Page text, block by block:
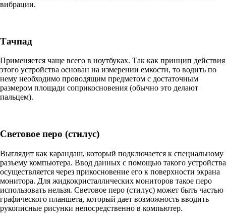
вибрации.
Тачпад
Применяется чаще всего в ноутбуках. Так как принцип действия
этого устройства основан на измерении емкости, то водить по
нему необходимо проводящим предметом с достаточным
размером площади соприкосновения (обычно это делают
пальцем).
Световое перо (стилус)
Выглядит как карандаш, который подключается к специальному
разъему компьютера. Ввод данных с помощью такого устройства
осуществляется через прикосновение его к поверхности экрана
монитора. Для жидкокристаллических мониторов такое перо
использовать нельзя. Световое перо (стилус) может быть частью
графического планшета, который дает возможность вводить
рукописные рисунки непосредственно в компьютер.